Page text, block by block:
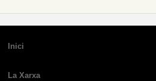
Inici
La Xarxa